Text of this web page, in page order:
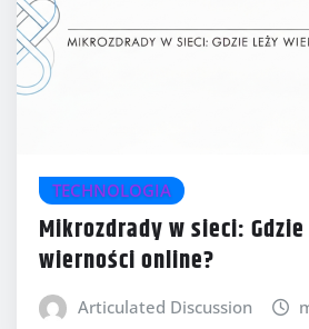
TECHNOLOGIA
Mikrozdrady w sieci:
wierności online?
Articulated Discussion